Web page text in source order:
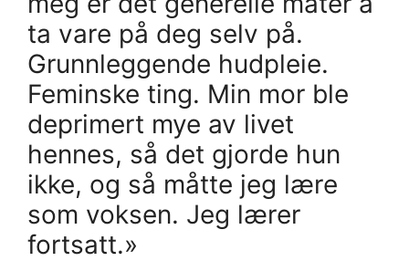
ta vare på deg selv på.
Grunnleggende hudpleie.
Feminske ting. Min mor ble
deprimert mye av livet
hennes, så det gjorde hun
ikke, og så måtte jeg lære
som voksen. Jeg lærer
fortsatt.»